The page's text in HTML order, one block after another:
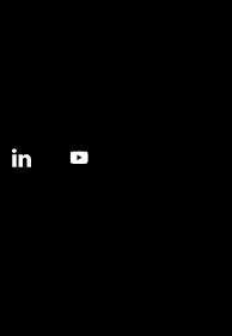
LinkedInYouTube